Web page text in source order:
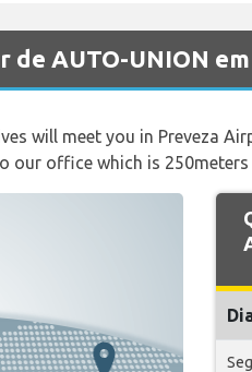
de AUTO-UNION
will meet you in Preveza
our office which is